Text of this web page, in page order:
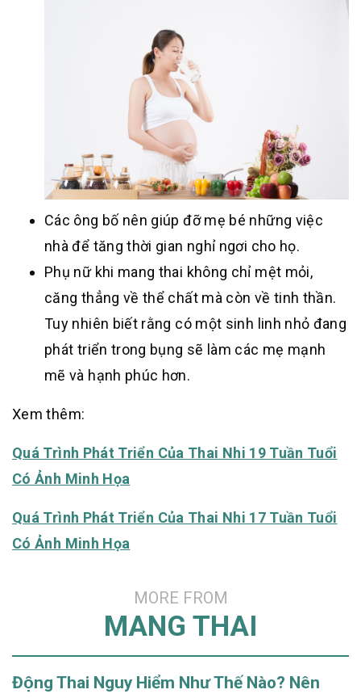
Các ông bố nên giúp đỡ mẹ bé những việc
nhà để tăng thời gian nghỉ ngơi cho họ.
Phụ nữ khi mang thai không chỉ mệt mỏi,
căng thẳng về thể chất mà còn về tinh thần.
Tuy nhiên biết rằng có một sinh linh nhỏ đang
phát triển trong bụng sẽ làm các mẹ mạnh
mẽ và hạnh phúc hơn.
Xem thêm:
Quá Trình Phát Triển Của Thai Nhi 19 Tuần Tuổi
Có Ảnh Minh Họa
Quá Trình Phát Triển Của Thai Nhi 17 Tuần Tuổi
Có Ảnh Minh Họa
MORE FROM
MANG THAI
Động Thai Nguy Hiểm Như Thế Nào? Nên